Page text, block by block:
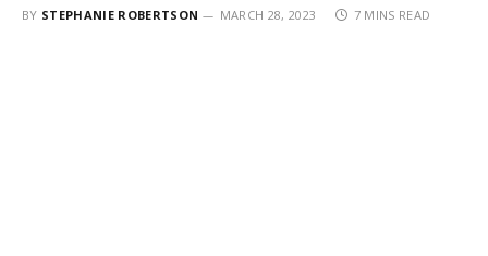
BY STEPHANIE ROBERTSON MARCH 28, 2023 7 MINS READ